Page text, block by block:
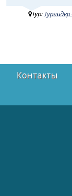
Тур:
Контакты